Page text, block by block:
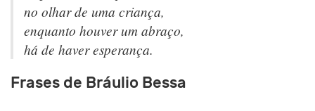
no olhar de uma criança,
enquanto houver um abraço,
há de haver esperança.
Frases de Bráulio Bessa